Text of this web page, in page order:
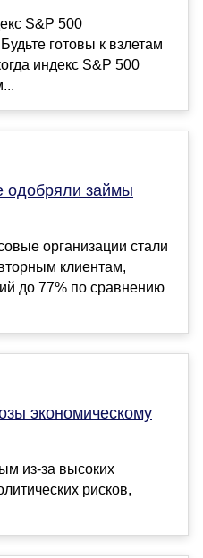
S&P 500
готовы к взлетам
индекс S&P 500
одобряли займы
организации стали
клиентам,
до 77% по сравнению
экономическому
из-за высоких
рисков,